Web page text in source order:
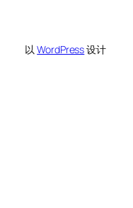
以WordPress设计